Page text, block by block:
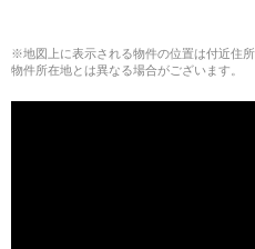
※地図上に表示される物件の位置は付近住
物件所在地とは異なる場合がございます。